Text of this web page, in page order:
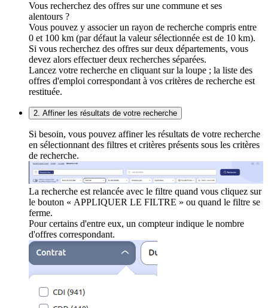
Vous recherchez des offres sur une commune et ses
alentours ?
Vous pouvez y associer un rayon de recherche compris entre
0 et 100 km (par défaut la valeur sélectionnée est de 10 km).
Si vous recherchez des offres sur deux départements, vous
devez alors effectuer deux recherches séparées.
Lancez votre recherche en cliquant sur la loupe ; la liste des
offres d'emploi correspondant à vos critères de recherche est
restituée.
2. Affiner les résultats de votre recherche
Si besoin, vous pouvez affiner les résultats de votre recherche
en sélectionnant des filtres et critères présents sous les critères
de recherche.
La recherche est relancée avec le filtre quand vous cliquez sur
le bouton « APPLIQUER LE FILTRE » ou quand le filtre se
ferme.
Pour certains d'entre eux, un compteur indique le nombre
d'offres correspondant.